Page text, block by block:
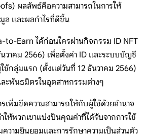
ผลลัพธ์คือความสามารถในการให้
ล และผลกำไรที่ดีขึ้น
to-Earn ได้ก่อนใครผ่านกิจกรรม ID NFT
าคม 2566) เพื่อตั้งค่า ID และระบบบัญชี
ช้กลุ่มแรก (ตั้งแต่วันที่ 12 ธันวาคม 2566)
ะพันธมิตรในอุตสาหกรรมต่างๆ
เพิ่มขีดความสามารถให้กับผู้ใช้ด้วยอำนาจ
ให้พวกเขาแบ่งปันคุณค่าที่ได้รับจากการใช้
วามยินยอมและการรักษาความเป็นส่วนตัว